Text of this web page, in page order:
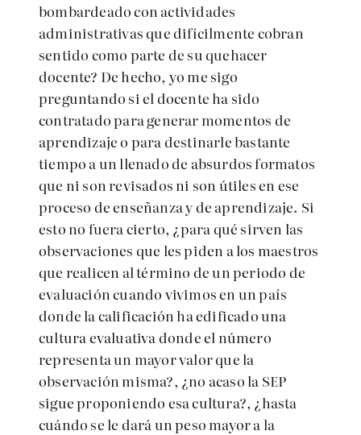
bombardeado con actividades
administrativas que difícilmente cobran
sentido como parte de su quehacer
docente? De hecho, yo me sigo
preguntando si el docente ha sido
contratado para generar momentos de
aprendizaje o para destinarle bastante
tiempo a un llenado de absurdos formatos
que ni son revisados ni son útiles en ese
proceso de enseñanza y de aprendizaje. Si
esto no fuera cierto, ¿para qué sirven las
observaciones que les piden a los maestros
que realicen al término de un periodo de
evaluación cuando vivimos en un país
donde la calificación ha edificado una
cultura evaluativa donde el número
representa un mayor valor que la
observación misma?, ¿no acaso la SEP
sigue proponiendo esa cultura?, ¿hasta
cuándo se le dará un peso mayor a la